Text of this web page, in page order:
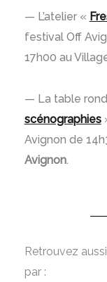
— L’atelier «
festival Off
17h00 au
— La table
scénographies
Avignon de
Avignon.
Retrouvez
par :